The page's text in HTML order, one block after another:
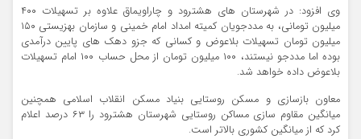
وی افزود: در شهرستان های هشترود و چاراویماق علاوه بر تسهیلات ۴۰۰
میلیون تومانی، به‌ مددجویان کمیته امداد امام خمینی و سازمان بهزیستی ۱۵۰
میلیون تومان تسهیلات بلاعوض و کسانی که جزو دهک های پایین درآمدی
بوده اما مددجو نیستند، ۱۰۰ میلیون تومان از محل حساب ۱۰۰ امام تسهیلات
بلاعوض داده خواهد شد.
معاون بازسازی و مسکن روستایی بنیاد مسکن انقلاب اسلامی همچنین
میانگین مقاوم سازی مساکن روستایی شهرستان هشترود را ۶۳ درصد اعلام
کرد که از میانگین کشوری بالاتر است.